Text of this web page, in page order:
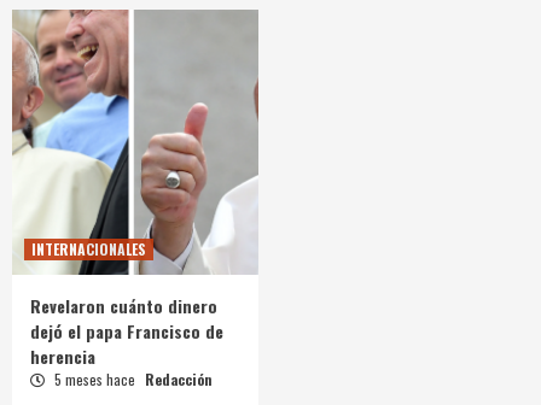
INTERNACIONALES
Revelaron cuánto dinero
dejó el papa Francisco de
herencia
5 meses hace Redacción